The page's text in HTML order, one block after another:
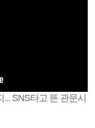
SNS타고 뜬 관문시